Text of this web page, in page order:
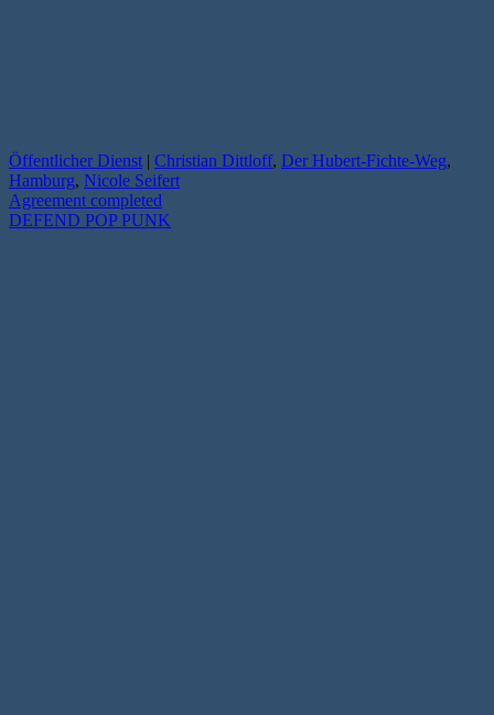
Öffentlicher Dienst | Christian Dittloff, Der Hubert-Fichte-Weg,
Hamburg, Nicole Seifert
Agreement completed
DEFEND POP PUNK